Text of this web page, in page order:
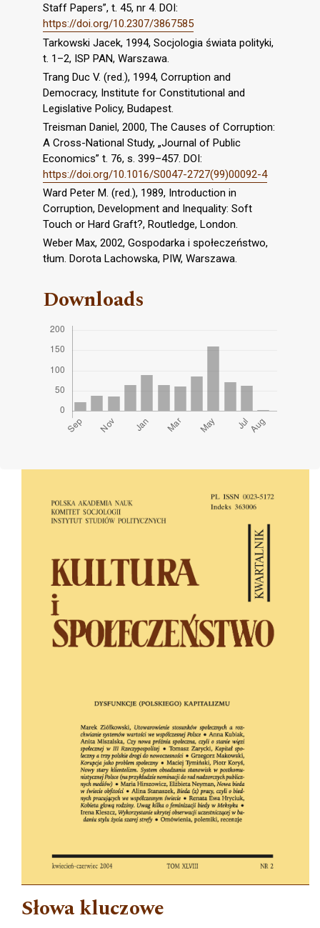
Staff Papers”, t. 45, nr 4. DOI:
https://doi.org/10.2307/3867585
Tarkowski Jacek, 1994, Socjologia świata polityki,
t. 1–2, ISP PAN, Warszawa.
Trang Duc V. (red.), 1994, Corruption and
Democracy, Institute for Constitutional and
Legislative Policy, Budapest.
Treisman Daniel, 2000, The Causes of Corruption:
A Cross-National Study, „Journal of Public
Economics” t. 76, s. 399–457. DOI:
https://doi.org/10.1016/S0047-2727(99)00092-4
Ward Peter M. (red.), 1989, Introduction in
Corruption, Development and Inequality: Soft
Touch or Hard Graft?, Routledge, London.
Weber Max, 2002, Gospodarka i społeczeństwo,
tłum. Dorota Lachowska, PIW, Warszawa.
Downloads
Słowa kluczowe